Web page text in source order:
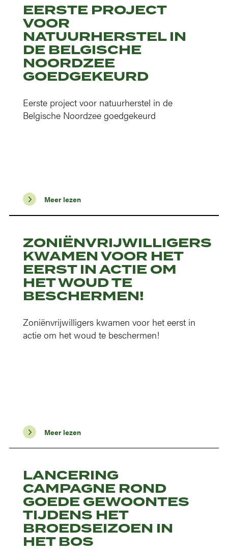
EERSTE PROJECT
VOOR
NATUURHERSTEL IN
DE BELGISCHE
NOORDZEE
GOEDGEKEURD
Eerste project voor natuurherstel in de
Belgische Noordzee goedgekeurd
Meer lezen
ZONIËNVRIJWILLIGERS
KWAMEN VOOR HET
EERST IN ACTIE OM
HET WOUD TE
BESCHERMEN!
Zoniënvrijwilligers kwamen voor het eerst in
actie om het woud te beschermen!
Meer lezen
LANCERING
CAMPAGNE ROND
GOEDE GEWOONTES
TIJDENS HET
BROEDSEIZOEN IN
HET BOS